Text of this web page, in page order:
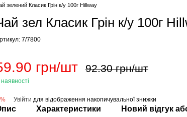
зелений Класик Грін к/у 100г Hillway
зел Класик Грін к/у 100г
7/7800
грн/шт 92.30 грн/шт
наявності
% Увійти для відображення накопичувальної знижки
Характеристики Новий відгук